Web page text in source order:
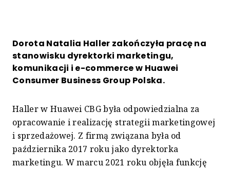
Dorota Natalia Haller zakończyła pracę na
stanowisku dyrektorki marketingu,
komunikacji i e-commerce w Huawei
Consumer Business Group Polska.
Haller w Huawei CBG była odpowiedzialna za
opracowanie i realizację strategii marketingowej
i sprzedażowej. Z firmą związana była od
października 2017 roku jako dyrektorka
marketingu. W marcu 2021 roku objęła funkcję